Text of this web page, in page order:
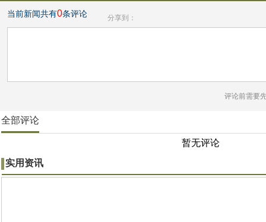
当前新闻共有0条评论 分享到：
评论前需要
全部评论
暂无评论
实用资讯